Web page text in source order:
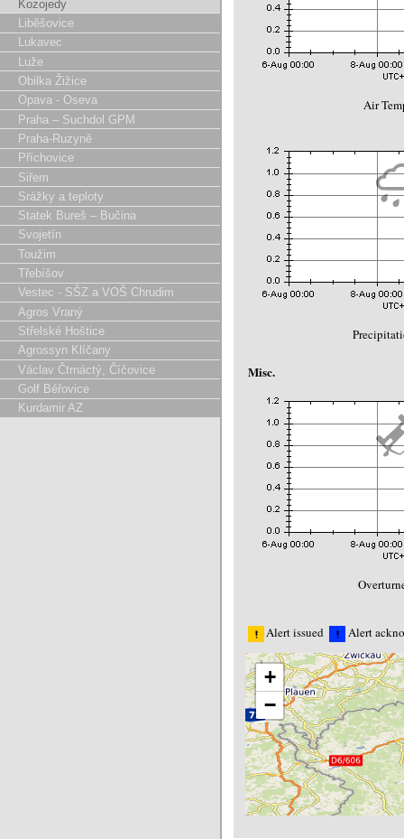
Kozojedy
Liběšovice
Lukavec
Luže
Obilka Žižice
Opava - Oseva
Praha – Suchdol GPM
Praha-Ruzyně
Příchovice
Siřem
Srážky a teploty
Statek Bureš – Bučina
Svojetín
Toužim
Třebíšov
Vestec - SŠZ a VOŠ Chrudim
Agros Vraný
Střelské Hoštice
Agrossyn Klíčany
Václav Čtrnáctý, Číčovice
Golf Béřovice
Kurdamir AZ
Air
Misc.
Alert issued Alert
+
−